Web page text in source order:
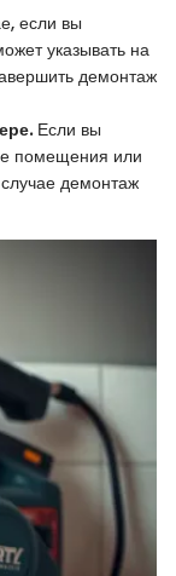
если вы
указывать на
демонтаж
Если вы
помещения или
демонтаж